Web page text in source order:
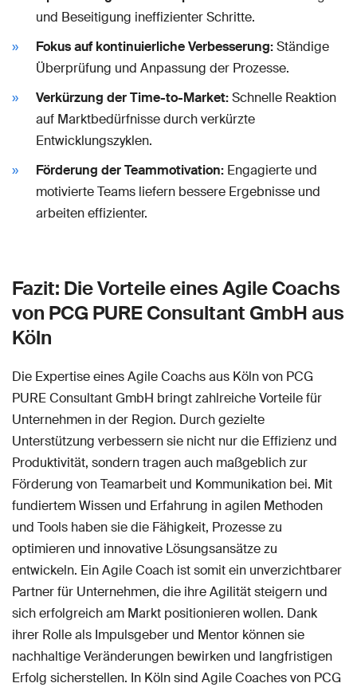
und Beseitigung ineffizienter Schritte.
Fokus auf kontinuierliche Verbesserung:Ständige
Überprüfung und Anpassung der Prozesse.
Verkürzung der Time-to-Market:Schnelle Reaktion
auf Marktbedürfnisse durch verkürzte
Entwicklungszyklen.
Förderung der Teammotivation: Engagierte und
motivierte Teams liefern bessere Ergebnisse und
arbeiten effizienter.
Fazit: Die Vorteile eines Agile Coachs
von PCG PURE Consultant GmbH aus
Köln
Die Expertise eines Agile Coachs aus Köln von PCG
PURE Consultant GmbH bringt zahlreiche Vorteile für
Unternehmen in der Region. Durch gezielte
Unterstützung verbessern sie nicht nur die Effizienz und
Produktivität, sondern tragen auch maßgeblich zur
Förderung von Teamarbeit und Kommunikation bei. Mit
fundiertem Wissen und Erfahrung in agilen Methoden
und Tools haben sie die Fähigkeit, Prozesse zu
optimieren und innovative Lösungsansätze zu
entwickeln. Ein Agile Coach ist somit ein unverzichtbarer
Partner für Unternehmen, die ihre Agilität steigern und
sich erfolgreich am Markt positionieren wollen. Dank
ihrer Rolle als Impulsgeber und Mentor können sie
nachhaltige Veränderungen bewirken und langfristigen
Erfolg sicherstellen. In Köln sind Agile Coaches von PCG